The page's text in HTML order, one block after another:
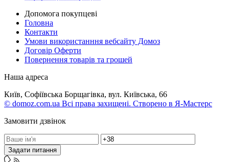
Допомога покупцеві
Головна
Контакти
Умови використанння вебсайту Домоз
Договір Оферти
Повернення товарів та грошей
Наша адреса
Київ, Софіївська Борщагівка, вул. Київська, 66
© domoz.com.ua Всі права захищені. Створено в Я-Мастерс
Замовити дзвінок
Задати питання